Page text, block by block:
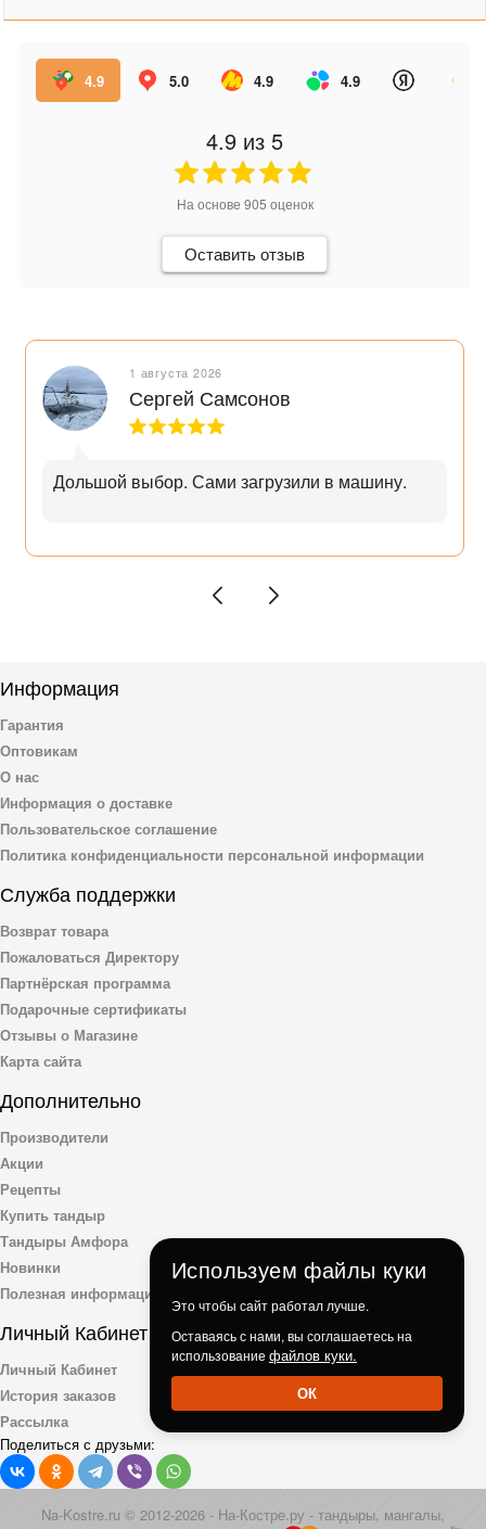
4.9 5.0 4.9 4.9
4.9 из 5
На основе 905 оценок
Оставить отзыв
1 августа 2026
Сергей Самсонов
Дольшой выбор. Сами загрузили в машину.
Информация
Гарантия
Оптовикам
О нас
Информация о доставке
Пользовательское соглашение
Политика конфиденциальности персональной информации
Служба поддержки
Возврат товара
Пожаловаться Директору
Партнёрская программа
Подарочные сертификаты
Отзывы о Магазине
Карта сайта
Дополнительно
Производители
Акции
Рецепты
Купить тандыр
Тандыры Амфора
Новинки
Полезная информация
Личный Кабинет
Личный Кабинет
История заказов
Рассылка
Поделиться с друзьми:
Na-Kostre.ru © 2012-2026 - На-Костре.ру - тандыры, мангалы,
Используем файлы куки
Это чтобы сайт работал лучше.
Оставаясь с нами, вы соглашаетесь на
использование файлов куки.
ОК